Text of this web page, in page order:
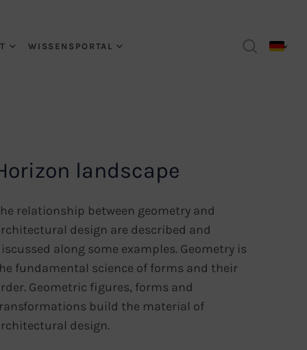
WISSENSPORTAL
landscape
relationship between geometry and
design are described and
along some examples. Geometry is
fundamental science of forms and their
Geometric figures, forms and
build the material of
design.